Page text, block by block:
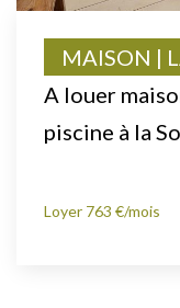
A louer
piscine à la
MAISON |
Loyer 763 €/mois